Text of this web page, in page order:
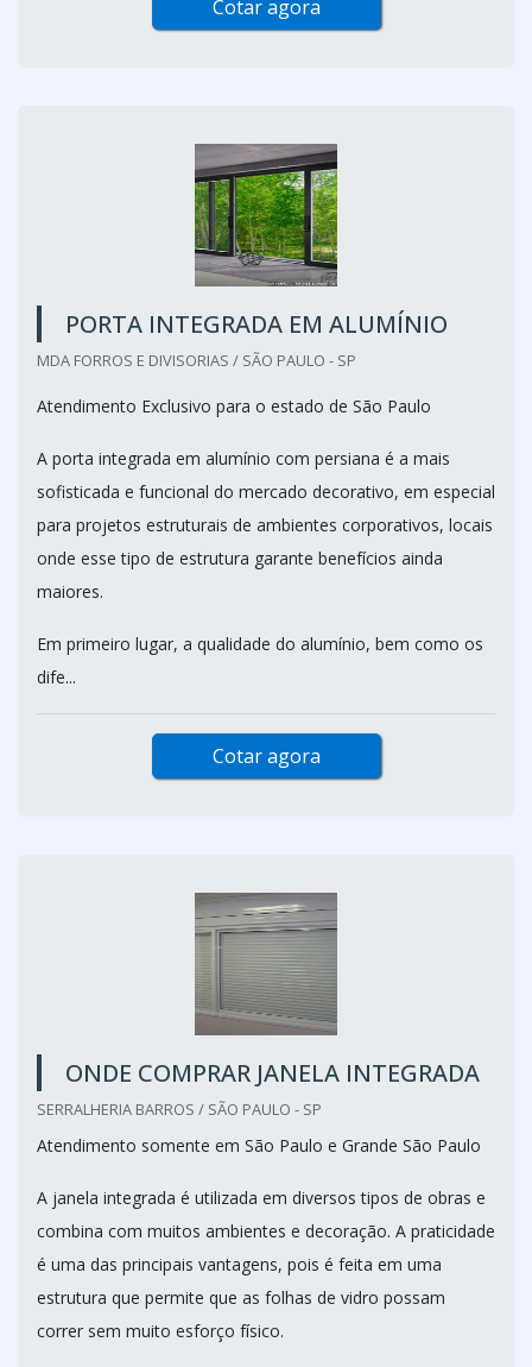
Cotar agora
PORTA INTEGRADA EM ALUMÍNIO
MDA FORROS E DIVISORIAS / SÃO PAULO - SP
Atendimento Exclusivo para o estado de São Paulo
A porta integrada em alumínio com persiana é a mais
sofisticada e funcional do mercado decorativo, em especial
para projetos estruturais de ambientes corporativos, locais
onde esse tipo de estrutura garante benefícios ainda
maiores.
Em primeiro lugar, a qualidade do alumínio, bem como os
dife...
Cotar agora
ONDE COMPRAR JANELA INTEGRADA
SERRALHERIA BARROS / SÃO PAULO - SP
Atendimento somente em São Paulo e Grande São Paulo
A janela integrada é utilizada em diversos tipos de obras e
combina com muitos ambientes e decoração. A praticidade
é uma das principais vantagens, pois é feita em uma
estrutura que permite que as folhas de vidro possam
correr sem muito esforço físico.